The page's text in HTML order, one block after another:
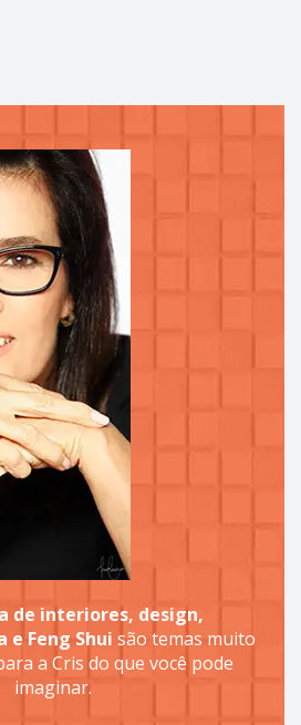
de interiores, design,
Feng Shui são temas muito
a Cris do que você pode
imaginar.